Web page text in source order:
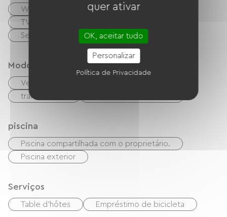
Wi-Fi grátis
Computador disponível
TV
Secador de cabelo
Modos de paiement
Verificações
transferência
piscina
Piscina compartilhada com o proprietário.
Piscina exterior
Serviços
Table d'hôtes Empréstimo de bicicleta
quer ativar
OK, aceitar tudo
Personalizar
Política de Privacidade